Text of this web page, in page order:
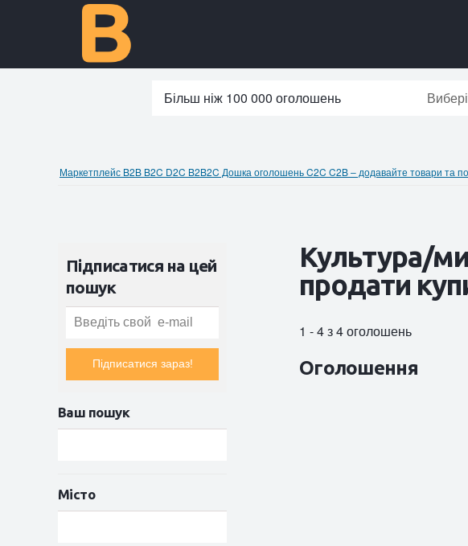
Більш ніж 100 000 оголошень
Маркетплейс B2B B2C D2C B2B2C Дошка оголошень C2C C2B – додавайте товари та
Підписатися на цей
пошук
Підписатися зараз!
Ваш пошук
Місто
Культура/
продати
1 - 4 з 4 оголошень
Оголошення